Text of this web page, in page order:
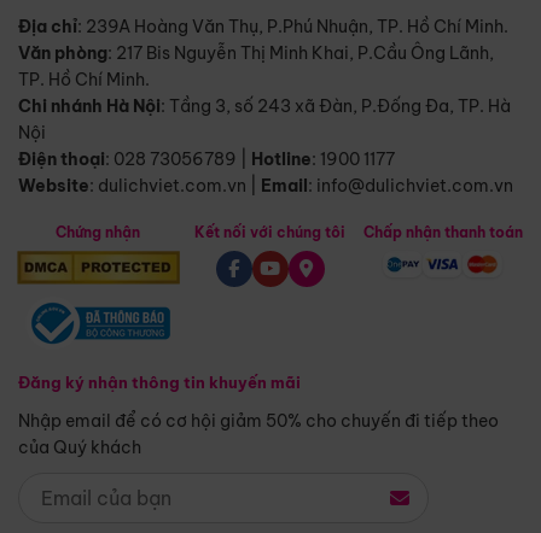
Địa chỉ: 239A Hoàng Văn Thụ, P.Phú Nhuận, TP. Hồ Chí Minh.
Văn phòng: 217 Bis Nguyễn Thị Minh Khai, P.Cầu Ông Lãnh,
TP. Hồ Chí Minh.
Chi nhánh Hà Nội: Tầng 3, số 243 xã Đàn, P.Đống Đa, TP. Hà
Nội
Điện thoại: 028 73056789 Hotline: 1900 1177
Website: dulichviet.com.vn Email: info@dulichviet.com.vn
Chứng nhận
Đăng ký nhận thông tin khuyến mãi
Nhập email để có cơ hội giảm 50% cho chuyến đi tiếp theo
của Quý khách
Kết nối với chúng tôi Chấp nhận thanh toán